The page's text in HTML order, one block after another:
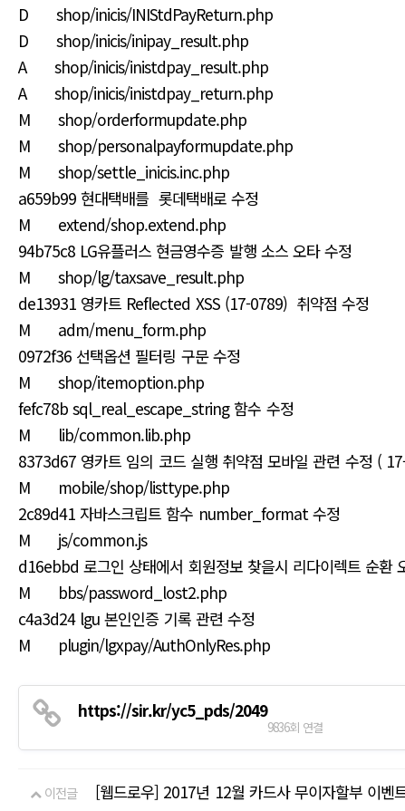
D shop/inicis/INIStdPayReturn.php
D shop/inicis/inipay_result.php
A shop/inicis/inistdpay_result.php
A shop/inicis/inistdpay_return.php
M shop/orderformupdate.php
M shop/personalpayformupdate.php
M shop/settle_inicis.inc.php
a659b99 현대택배를 롯데택배로 수정
M extend/shop.extend.php
94b75c8 LG유플러스 현금영수증 발행 소스 오타 수정
M shop/lg/taxsave_result.php
de13931 영카트 Reflected XSS (17-0789) 취약점 수정
M adm/menu_form.php
0972f36 선택옵션 필터링 구문 수정
M shop/itemoption.php
fefc78b sql_real_escape_string 함수 수정
M lib/common.lib.php
8373d67 영카트 임의 코드 실행 취약점 모바일 관련 수정 (
M mobile/shop/listtype.php
2c89d41 자바스크립트 함수 number_format 수정
M js/common.js
d16ebbd 로그인 상태에서 회원정보 찾을시 리다이렉트 순환
M bbs/password_lost2.php
c4a3d24 lgu 본인인증 기록 관련 수정
M plugin/lgxpay/AuthOnlyRes.php
https://sir.kr/yc5_pds/2049
9836회 연결
이전글 [웹드로우] 2017년 12월 카드사 무이자할부 이벤